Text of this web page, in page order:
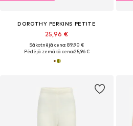
DOROTHY PERKINS PETITE
25,96 €
Sākotnējā cena: 89,90 €
Pēdējā zemākā cena:25,96 €